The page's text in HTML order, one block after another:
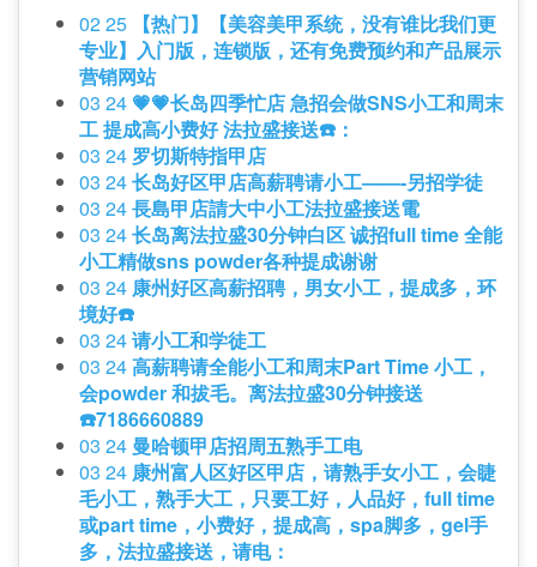
02 25
【热门】【美容美甲系统，没有谁比我们更
专业】入门版，连锁版，还有免费预约和产品展示
营销网站
03 24 💗💗长岛四季忙店 急招会做SNS小工和周末
工 提成高小费好 法拉盛接送☎️：
03 24 罗切斯特指甲店
03 24长岛好区甲店高薪聘请小工——-另招学徒
03 24長島甲店請大中小工法拉盛接送電
03 24长岛离法拉盛30分钟白区 诚招full time 全能
小工精做sns powder各种提成谢谢
03 24 康州好区高薪招聘，男女小工，提成多，环
境好☎️
03 24请小工和学徒工
03 24高薪聘请全能小工和周末Part Time 小工，
会powder 和拔毛。离法拉盛30分钟接送
☎️7186660889
03 24 曼哈顿甲店招周五熟手工电
03 24 康州富人区好区甲店，请熟手女小工，会睫
毛小工，熟手大工，只要工好，人品好，full time
或part time，小费好，提成高，spa脚多，gel手
多，法拉盛接送，请电：